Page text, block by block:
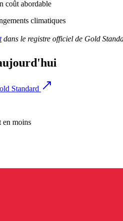
coût abordable
climatiques
dans le registre officiel de Gold
Standard
en moins